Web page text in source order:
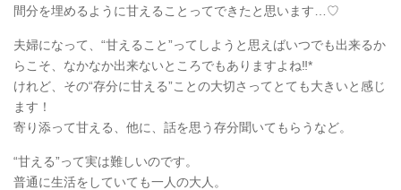
間分を埋めるように甘えることってできたと思います…♡
夫婦になって、“甘えること”ってしようと思えばいつでも出来るか
らこそ、なかなか出来ないところでもありますよね‼︎*
けれど、その“存分に甘える”ことの大切さってとても大きいと感じ
ます！
寄り添って甘える、他に、話を思う存分聞いてもらうなど。
“甘える”って実は難しいのです。
普通に生活をしていても一人の大人。